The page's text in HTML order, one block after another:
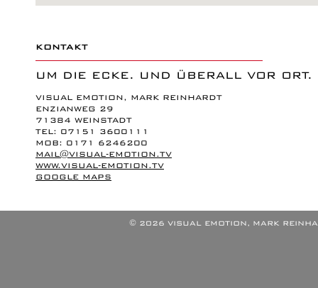
KONTAKT
UM DIE ECKE. UND ÜBERALL VOR ORT.
VISUAL EMOTION, MARK REINHARDT
ENZIANWEG 29
71384 WEINSTADT
TEL: 07151 3600111
MOB: 0171 6246200
MAIL@VISUAL-EMOTION.TV
WWW.VISUAL-EMOTION.TV
GOOGLE MAPS
© 2026 VISUAL EMOTION, MARK